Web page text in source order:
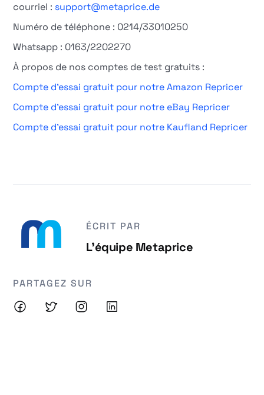
courriel : support@metaprice.de
Numéro de téléphone : 0214/33010250
Whatsapp : 0163/2202270
À propos de nos comptes de test gratuits :
Compte d'essai gratuit pour notre Amazon Repricer
Compte d'essai gratuit pour notre eBay Repricer
Compte d'essai gratuit pour notre Kaufland Repricer
ÉCRIT PAR
L'équipe Metaprice
PARTAGEZ SUR